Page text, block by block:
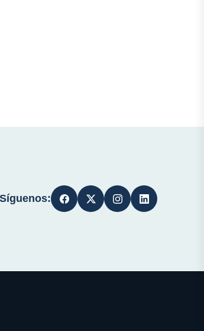
Síguenos: